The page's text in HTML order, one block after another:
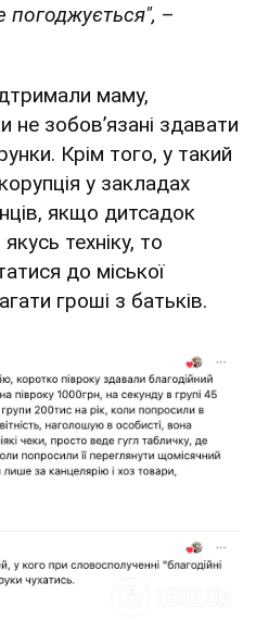
погоджується", –
маму,
зобовʼязані здавати
Крім того, у такий
у закладах
якщо дитсадок
техніку, то
до міської
гроші з батьків.